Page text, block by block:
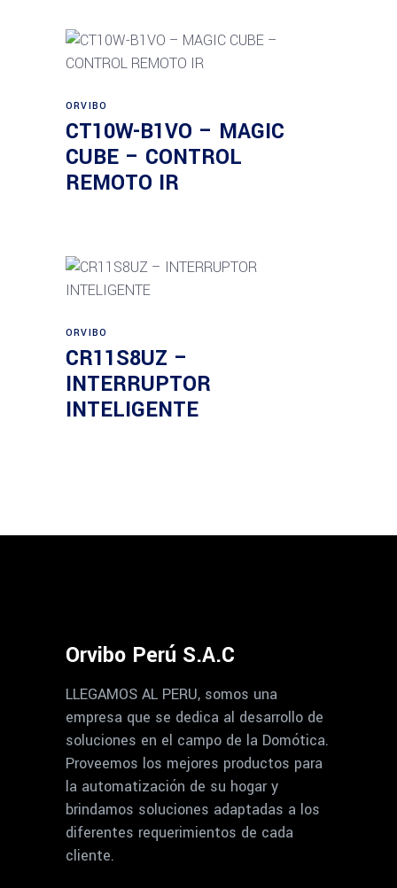
ORVIBO
CT10W-B1VO – MAGIC
CUBE – CONTROL
REMOTO IR
ORVIBO
CR11S8UZ –
INTERRUPTOR
INTELIGENTE
Orvibo Perú S.A.C
LLEGAMOS AL PERU, somos una
empresa que se dedica al desarrollo de
soluciones en el campo de la Domótica.
Proveemos los mejores productos para
la automatización de su hogar y
brindamos soluciones adaptadas a los
diferentes requerimientos de cada
cliente.